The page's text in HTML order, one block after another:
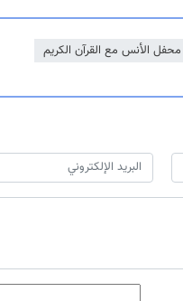
محفل الأنس مع القرآن الكريم